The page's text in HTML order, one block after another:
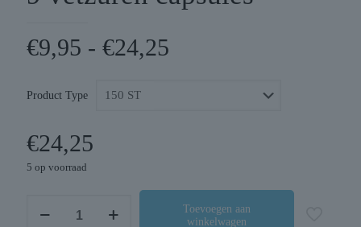
€9,95 - €24,25
Product Type
€24,25
5 op voorraad
Toevoegen aan
winkelwagen